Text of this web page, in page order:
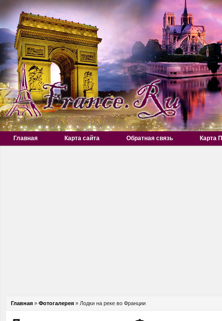
Главная Карта сайта Обратная связь Карта
Главная » Фотогалерея » Лодки на реке во Франции